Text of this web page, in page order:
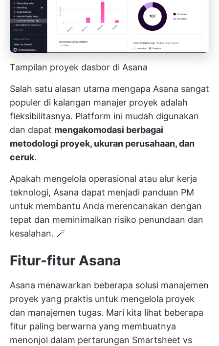
Tampilan proyek dasbor di Asana
Salah satu alasan utama mengapa Asana sangat
populer di kalangan manajer proyek adalah
fleksibilitasnya. Platform ini mudah digunakan
dan dapat mengakomodasi berbagai
metodologi proyek, ukuran perusahaan, dan
ceruk.
Apakah mengelola operasional atau alur kerja
teknologi, Asana dapat menjadi panduan PM
untuk membantu Anda merencanakan dengan
tepat dan meminimalkan risiko penundaan dan
kesalahan. 🪄
Fitur-fitur Asana
Asana menawarkan beberapa solusi manajemen
proyek yang praktis untuk mengelola proyek
dan manajemen tugas. Mari kita lihat beberapa
fitur paling berwarna yang membuatnya
menonjol dalam pertarungan Smartsheet vs